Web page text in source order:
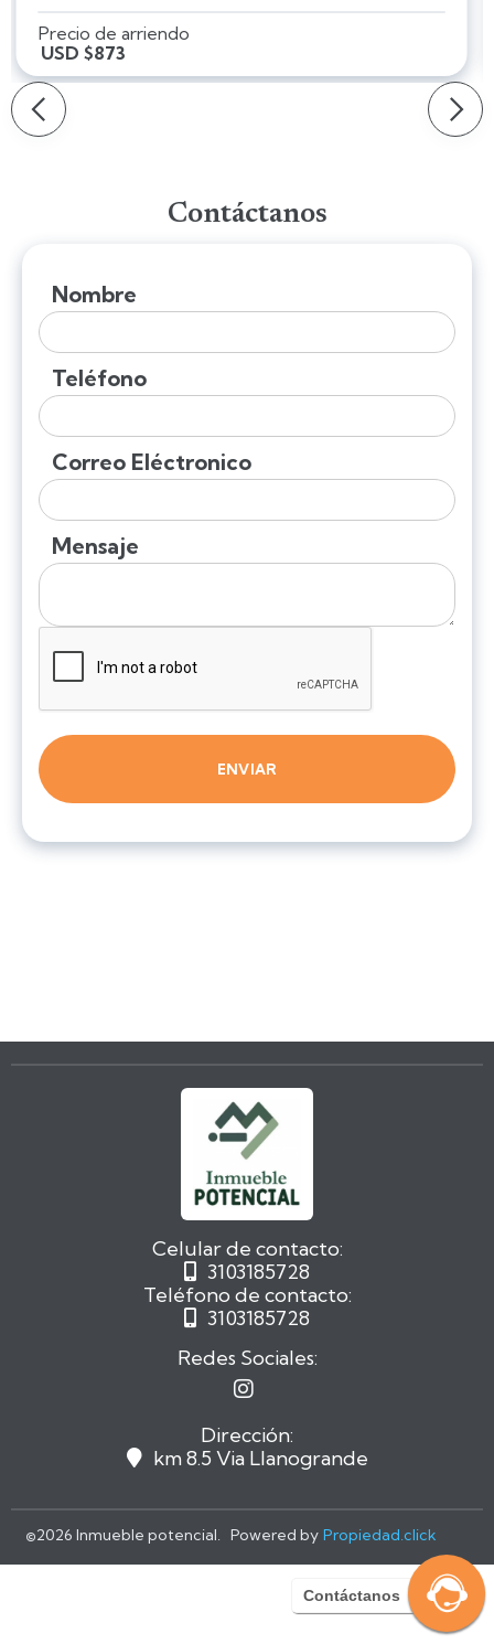
Precio de arriendo
USD $873
Slide 2 of 8.
Slide 2 of 8.
Contáctanos
Nombre
Teléfono
Correo Eléctronico
Mensaje
Celular de contacto:

3103185728
Teléfono de contacto:

3103185728
Redes Sociales:

Dirección:
 km 8.5 Via Llanogrande
©2026 Inmueble potencial. Powered by Propiedad.click
Contáctanos